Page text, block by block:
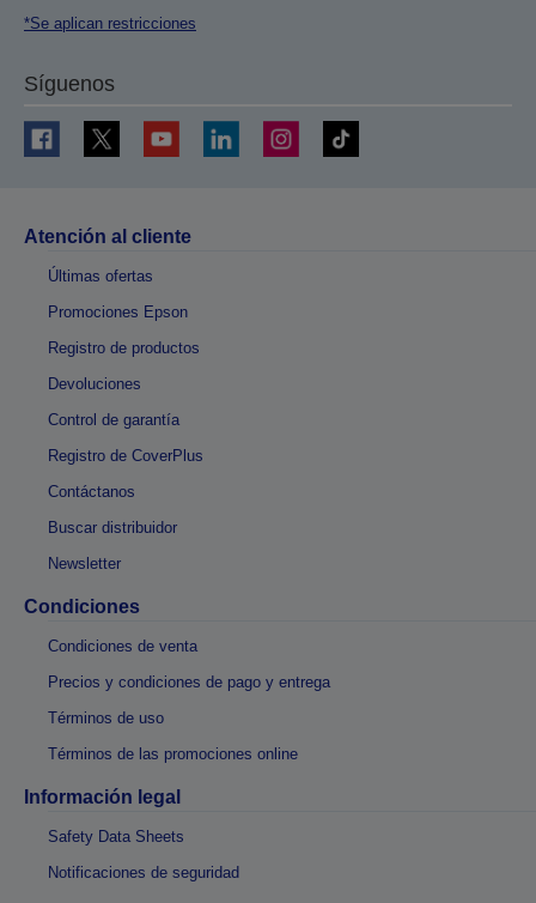
*Se aplican restricciones
Síguenos
Atención al cliente
Últimas ofertas
Promociones Epson
Registro de productos
Devoluciones
Control de garantía
Registro de CoverPlus
Contáctanos
Buscar distribuidor
Newsletter
Condiciones
Condiciones de venta
Precios y condiciones de pago y entrega
Términos de uso
Términos de las promociones online
Información legal
Safety Data Sheets
Notificaciones de seguridad